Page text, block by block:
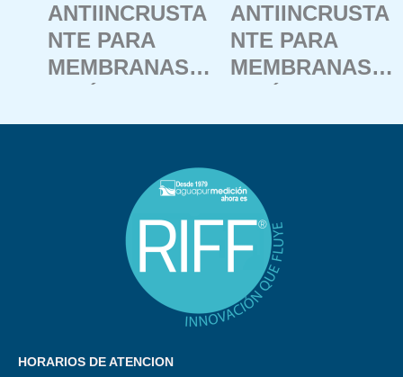
ANTIINCRUSTA
NTE PARA
MEMBRANAS
EN AGUA DE
SALINIDAD.
ANTIINCRUSTA
NTE PARA
MEMBRANAS
EN AGUA
SALOBRE.
HORARIOS DE ATENCION